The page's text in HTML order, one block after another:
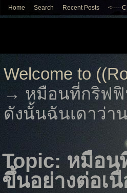
Home Search Recent Posts <-----
Welcome to
→ หมือนที่กริฟฟิ
ดังนั้นฉันเดาว่า
Topic: หมือน
ขึ้นอย่างต่อเ